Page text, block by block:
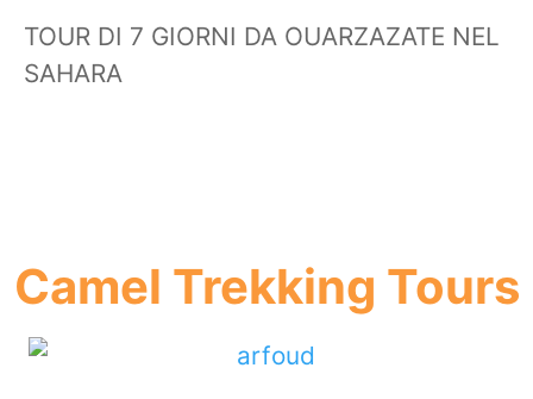
TOUR DI 7 GIORNI DA OUARZAZATE NEL
SAHARA
Camel Trekking Tours